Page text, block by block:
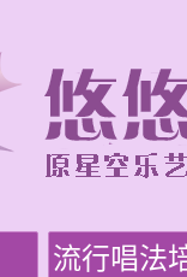
流行唱法